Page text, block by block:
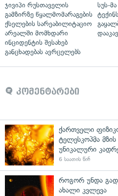
ჯივიპი რუსთაველის
გამზირზე წყალმომარაგების
ქსელების სარეაბილიტაციო
არეალში მომხდარი
ინციდენტის შესახებ
განცხადებას ავრცელებს
სუს-
კომენტარები
ქართველი
ტელესკოპმა
უნიკალური
6 საათის წინ
როგორ უნდა
ახალი კვლევა